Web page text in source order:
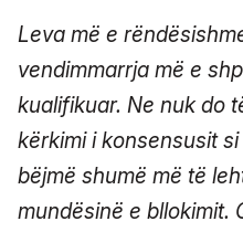
Leva më e
vendimmarrja më e
kualifikuar. Ne nuk do
kërkimi i konsensusit
bëjmë shumë më të
mundësinë e bllokimit.